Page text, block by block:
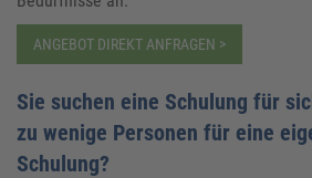
ANGEBOT DIREKT ANFRAGEN >
Sie suchen eine Schulung für
zu wenige Personen für eine
Schulung?